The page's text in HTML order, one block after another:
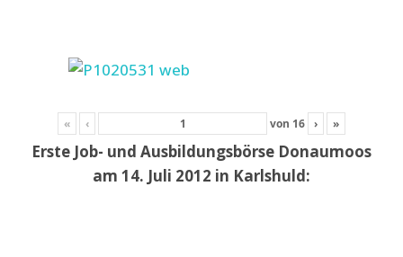
« ‹ von 16 › »
Erste Job- und Ausbildungsbörse Donaumoos
am 14. Juli 2012 in Karlshuld: